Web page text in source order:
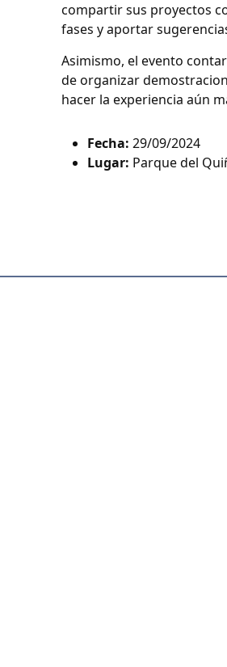
compartir sus proyectos
fases y aportar
Asimismo, el evento
de organizar
hacer la experiencia aún
Fecha: 29/09/2024
Lugar: Parque del